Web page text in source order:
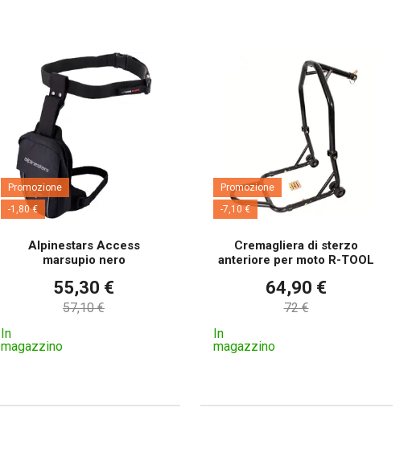
Promozione
-1,80 €
Alpinestars Access
marsupio nero
55,30 €
57,10 €
In
magazzino
Promozione
-7,10 €
Cremagliera di sterzo
anteriore per moto R-TOOL
64,90 €
72 €
In
magazzino